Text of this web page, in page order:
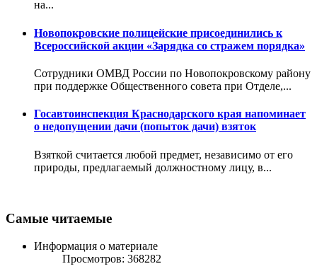
на...
Новопокровские полицейские присоединились к
Всероссийской акции «Зарядка со стражем порядка»
Сотрудники ОМВД России по Новопокровскому району
при поддержке Общественного совета при Отделе,...
Госавтоинспекция Краснодарского края напоминает
о недопущении дачи (попыток дачи) взяток
Взяткой считается любой предмет, независимо от его
природы, предлагаемый должностному лицу, в...
Самые читаемые
Информация о материале
Просмотров: 368282